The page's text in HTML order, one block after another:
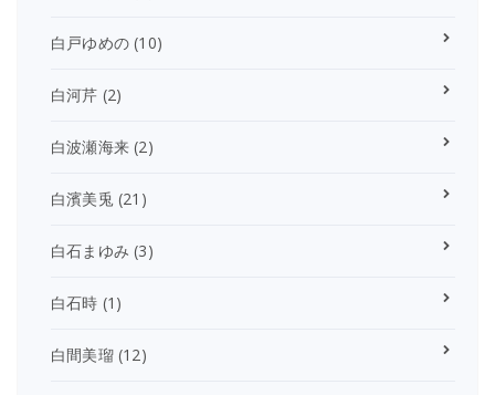
白戸ゆめの (10)
白河芹 (2)
白波瀬海来 (2)
白濱美兎(21)
白石まゆみ (3)
白石時 (1)
白間美瑠(12)